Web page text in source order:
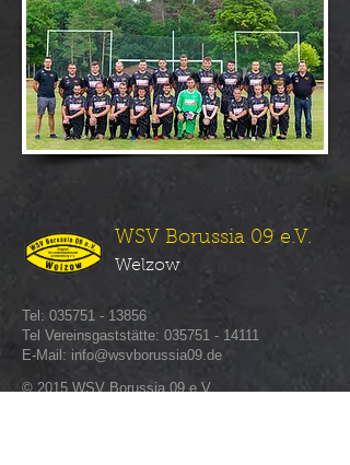
WSV Borussia 09 e.V.
Welzow
Tel: ​035751 - 13856
Tel Vereinsgaststätte: 035751 - 14111
E-Mail: info@wsvborussia09.de
© 2015 WSV Borussia 09 e.V.